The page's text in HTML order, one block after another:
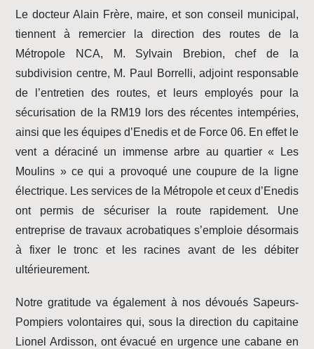
Le docteur Alain Frère, maire, et son conseil municipal,
tiennent à remercier la direction des routes de la
Métropole NCA, M. Sylvain Brebion, chef de la
subdivision centre, M. Paul Borrelli, adjoint responsable
de l’entretien des routes, et leurs employés pour la
sécurisation de la RM19 lors des récentes intempéries,
ainsi que les équipes d’Enedis et de Force 06. En effet le
vent a déraciné un immense arbre au quartier « Les
Moulins » ce qui a provoqué une coupure de la ligne
électrique. Les services de la Métropole et ceux d’Enedis
ont permis de sécuriser la route rapidement. Une
entreprise de travaux acrobatiques s’emploie désormais
à fixer le tronc et les racines avant de les débiter
ultérieurement.
Notre gratitude va également à nos dévoués Sapeurs-
Pompiers volontaires qui, sous la direction du capitaine
Lionel Ardisson, ont évacué en urgence une cabane en